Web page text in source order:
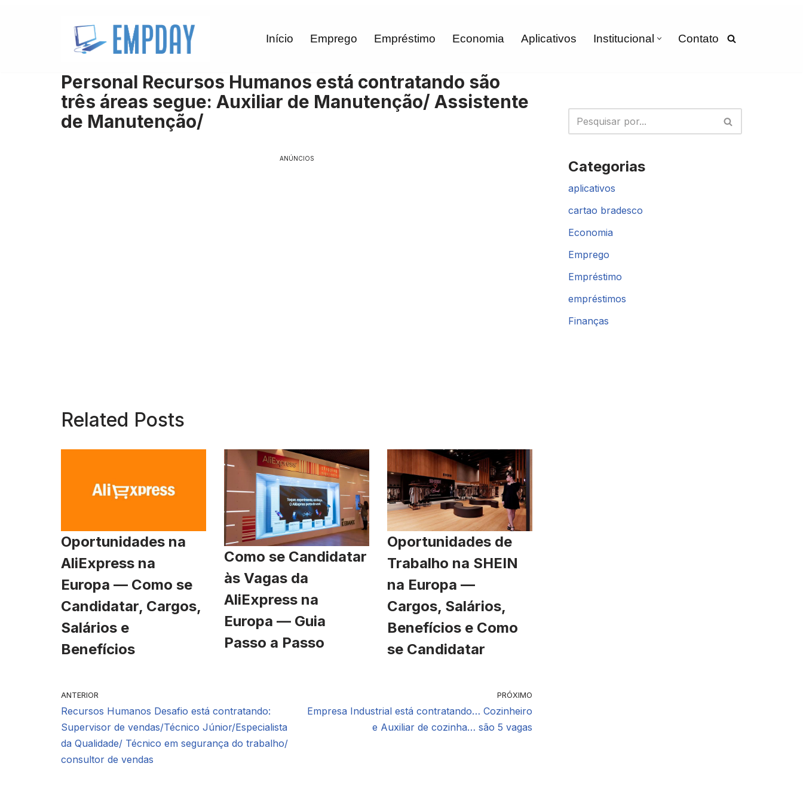
Início Emprego Empréstimo Economia Aplicativos Institucional Contato
Personal Recursos Humanos está contratando são
três áreas segue: Auxiliar de Manutenção/ Assistente
de Manutenção/
ANÚNCIOS
Related Posts
Oportunidades na
AliExpress na
Europa — Como se
Candidatar, Cargos,
Salários e
Benefícios
Como se Candidatar
às Vagas da
AliExpress na
Europa — Guia
Passo a Passo
Oportunidades de
Trabalho na SHEIN
na Europa —
Cargos, Salários,
Benefícios e Como
se Candidatar
ANTERIOR
Recursos Humanos Desafio está contratando:
Supervisor de vendas/Técnico Júnior/Especialista
da Qualidade/ Técnico em segurança do trabalho/
consultor de vendas
PRÓXIMO
Empresa Industrial está contratando… Cozinheiro
e Auxiliar de cozinha… são 5 vagas
Categorias
aplicativos
cartao bradesco
Economia
Emprego
Empréstimo
empréstimos
Finanças